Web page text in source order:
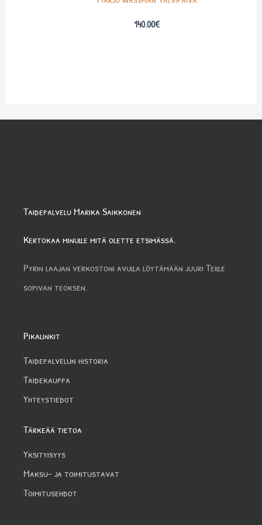
140.00€
Taidepalvelu Marika Saikkonen
Kertokaa minulle mitä olette etsimässä.
Pyrin laajan verkostoni avulla löytämään juuri Teille
sopivan teoksen.
Pikalinkit
Taidepalvelun historia
Taidekauppa
Yhteystiedot
Tärkeää tietoa
Yksityisyys
Maksu- ja toimitustavat
Toimitusehdot